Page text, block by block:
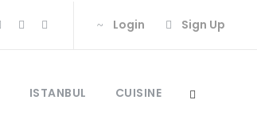
Login Sign Up
ISTANBUL CUISINE